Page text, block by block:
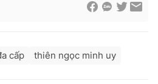
cấp thiên ngọc minh uy